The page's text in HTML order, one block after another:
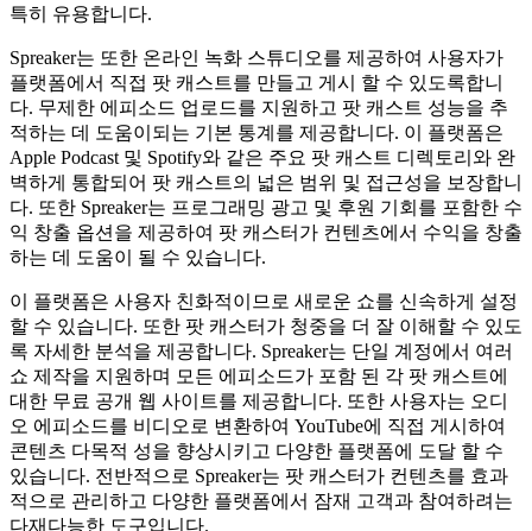
특히 유용합니다.
Spreaker는 또한 온라인 녹화 스튜디오를 제공하여 사용자가
플랫폼에서 직접 팟 캐스트를 만들고 게시 할 수 있도록합니
다. 무제한 에피소드 업로드를 지원하고 팟 캐스트 성능을 추
적하는 데 도움이되는 기본 통계를 제공합니다. 이 플랫폼은
Apple Podcast 및 Spotify와 같은 주요 팟 캐스트 디렉토리와 완
벽하게 통합되어 팟 캐스트의 넓은 범위 및 접근성을 보장합니
다. 또한 Spreaker는 프로그래밍 광고 및 후원 기회를 포함한 수
익 창출 옵션을 제공하여 팟 캐스터가 컨텐츠에서 수익을 창출
하는 데 도움이 될 수 있습니다.
이 플랫폼은 사용자 친화적이므로 새로운 쇼를 신속하게 설정
할 수 있습니다. 또한 팟 캐스터가 청중을 더 잘 이해할 수 있도
록 자세한 분석을 제공합니다. Spreaker는 단일 계정에서 여러
쇼 제작을 지원하며 모든 에피소드가 포함 된 각 팟 캐스트에
대한 무료 공개 웹 사이트를 제공합니다. 또한 사용자는 오디
오 에피소드를 비디오로 변환하여 YouTube에 직접 게시하여
콘텐츠 다목적 성을 향상시키고 다양한 플랫폼에 도달 할 수
있습니다. 전반적으로 Spreaker는 팟 캐스터가 컨텐츠를 효과
적으로 관리하고 다양한 플랫폼에서 잠재 고객과 참여하려는
다재다능한 도구입니다.